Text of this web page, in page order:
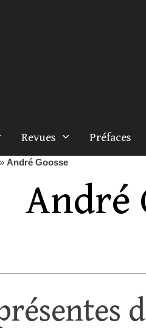
Revues Préfaces
» André Goosse
André